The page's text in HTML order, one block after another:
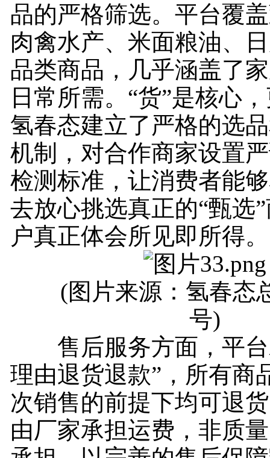
品的严格筛选。平台覆
肉禽水产、米面粮油、
品类商品，几乎涵盖了
日常所需。“货”是核心
氢春态建立了严格的选
机制，对合作商家设置
检测标准，让消费者能
去放心挑选真正的“甄选
户真正体会所见即所得。
(图片来源：氢春态
号)
售后服务方面，平台
理由退货退款”，所有商
次销售的前提下均可退
由厂家承担运费，非质